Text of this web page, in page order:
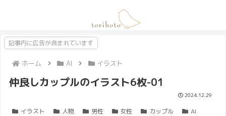
記事内に広告が含まれています
ホーム AI イラスト
仲良しカップルのイラスト6枚-01
2024.12.29
イラスト 人物 男性 女性 カップル
AI